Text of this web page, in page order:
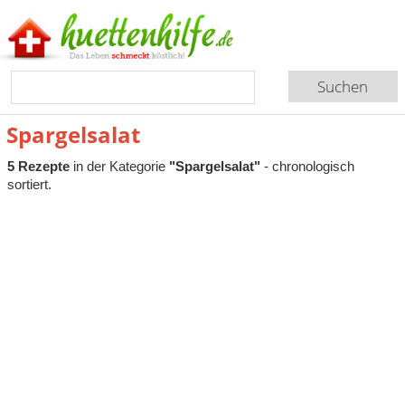
Spargelsalat
5 Rezeptein der Kategorie "Spargelsalat" - chronologisch
sortiert.